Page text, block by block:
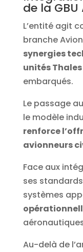
de la
L’entité agit
branche
synergies
unités Thales
embarqués.
Le passage
le modèle
renforce
avionneurs
Face aux
ses
systèmes
Au-delà de